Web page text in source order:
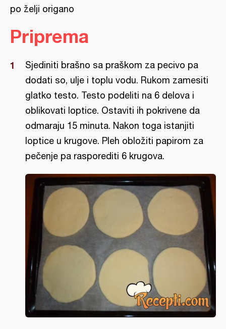
po želji origano
Priprema
Sjediniti brašno sa praškom za pecivo pa
dodati so, ulje i toplu vodu. Rukom zamesiti
glatko testo. Testo podeliti na 6 delova i
oblikovati loptice. Ostaviti ih pokrivene da
odmaraju 15 minuta. Nakon toga istanjiti
loptice u krugove. Pleh obložiti papirom za
pečenje pa rasporediti 6 krugova.